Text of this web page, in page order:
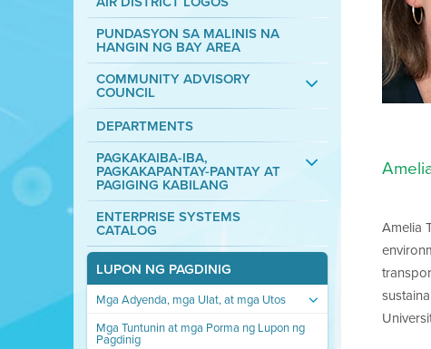
PUNDASYON SA MALINIS NA
HANGIN NG BAY AREA
COMMUNITY ADVISORY
COUNCIL
DEPARTMENTS
PAGKAKAIBA-IBA,
PAGKAKAPANTAY-PANTAY AT
PAGIGING KABILANG
ENTERPRISE SYSTEMS
CATALOG
LUPON NG PAGDINIG
Mga Adyenda, mga Ulat, at mga Utos
Mga Tuntunin at mga Porma ng Lupon ng
Pagdinig
Amelia